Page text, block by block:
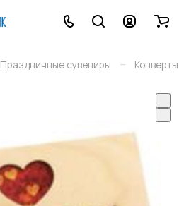
Праздничные сувениры – Конверты